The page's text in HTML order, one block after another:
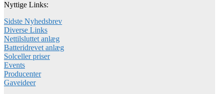
Nyttige Links:
Sidste Nyhedsbrev
Diverse Links
Nettilsluttet anlæg
Batteridrevet anlæg
Solceller priser
Events
Producenter
Gaveideer